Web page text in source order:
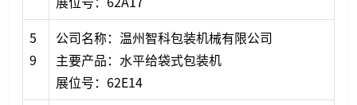
5
9
公司名称：温州智科包装机械有限公司
主要产品：水平给袋式包装机
展位号：62E14